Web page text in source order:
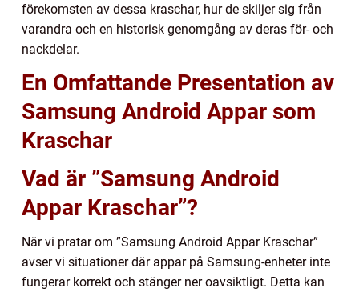
förekomsten av dessa kraschar, hur de skiljer sig från
varandra och en historisk genomgång av deras för- och
nackdelar.
En Omfattande Presentation av
Samsung Android Appar som
Kraschar
Vad är ”Samsung Android
Appar Kraschar”?
När vi pratar om ”Samsung Android Appar Kraschar”
avser vi situationer där appar på Samsung-enheter inte
fungerar korrekt och stänger ner oavsiktligt. Detta kan